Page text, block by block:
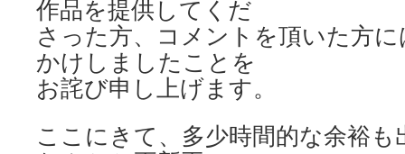
作品を提供してくだ
さった方、コメントを頂いた方
かけしましたことを
お詫び申し上げます。
ここにきて、多少時間的な余裕